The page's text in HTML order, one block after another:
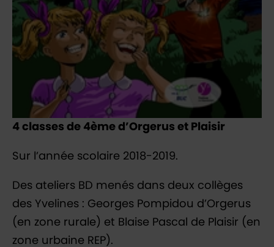
4 classes de 4ème d’Orgerus et Plaisir
Sur l’année scolaire 2018-2019.
Des ateliers BD menés dans deux collèges
des Yvelines : Georges Pompidou d’Orgerus
(en zone rurale) et Blaise Pascal de Plaisir (en
zone urbaine REP).